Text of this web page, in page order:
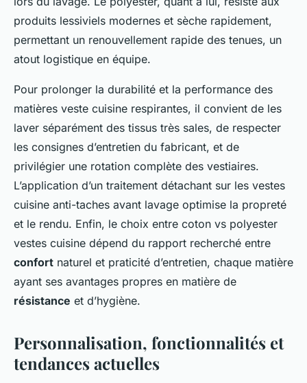
produits lessiviels modernes et sèche rapidement,
permettant un renouvellement rapide des tenues, un
atout logistique en équipe.
Pour prolonger la durabilité et la performance des
matières veste cuisine respirantes, il convient de les
laver séparément des tissus très sales, de respecter
les consignes d’entretien du fabricant, et de
privilégier une rotation complète des vestiaires.
L’application d’un traitement détachant sur les vestes
cuisine anti-taches avant lavage optimise la propreté
et le rendu. Enfin, le choix entre coton vs polyester
vestes cuisine dépend du rapport recherché entre
confort naturel et praticité d’entretien, chaque matière
ayant ses avantages propres en matière de
résistance et d’hygiène.
Personnalisation, fonctionnalités et
tendances actuelles